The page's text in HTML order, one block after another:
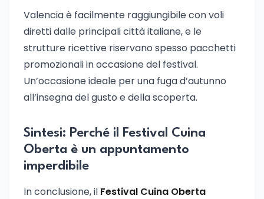
Valencia è facilmente raggiungibile con voli
diretti dalle principali città italiane, e le
strutture ricettive riservano spesso pacchetti
promozionali in occasione del festival.
Un’occasione ideale per una fuga d’autunno
all’insegna del gusto e della scoperta.
Sintesi: Perché il Festival Cuina
Oberta è un appuntamento
imperdibile
In conclusione, il Festival Cuina Oberta